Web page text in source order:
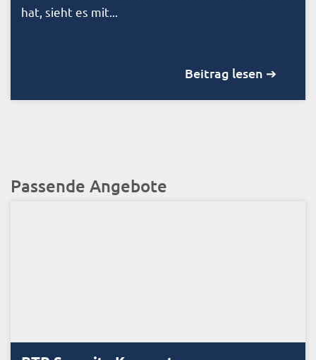
hat, sieht es mit...
Beitrag lesen ➔
Passende Angebote